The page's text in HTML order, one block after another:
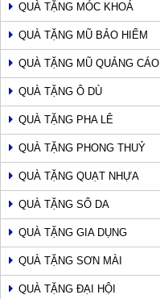
QUÀ TẶNG MÓC KHOÁ
QUÀ TẶNG MŨ BẢO HIỂM
QUÀ TẶNG MŨ QUẢNG CÁO
QUÀ TẶNG Ô DÙ
QUÀ TẶNG PHA LÊ
QUÀ TẶNG PHONG THUỶ
QUÀ TẶNG QUẠT NHỰA
QUÀ TẶNG SỔ DA
QUÀ TẶNG GIA DỤNG
QUÀ TẶNG SƠN MÀI
QUÀ TẶNG ĐẠI HỘI